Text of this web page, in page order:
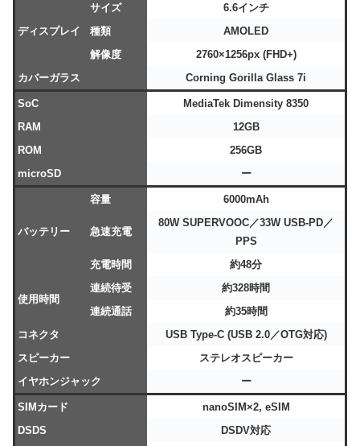
ディスプレイ
サイズ
6.6インチ
種類
AMOLED
解像度
2760×1256px (FHD+)
カバーガラス
Corning Gorilla Glass 7i
SoC
MediaTek Dimensity 8350
RAM
12GB
ROM
256GB
microSD
ー
バッテリー
容量 6000mAh
急速充電
80W SUPERVOOC／33W USB-PD／
PPS
充電時間
約48分
使用時間
連続待受
約328時間
連続通話
約35時間
コネクタ
USB Type-C (USB 2.0／OTG対応)
スピーカー
ステレオスピーカー
イヤホンジャック
ー
SIMカード
nanoSIM×2, eSIM
DSDS
DSDV対応